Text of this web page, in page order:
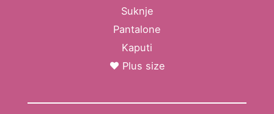
Suknje
Pantalone
Kaputi
Plus size